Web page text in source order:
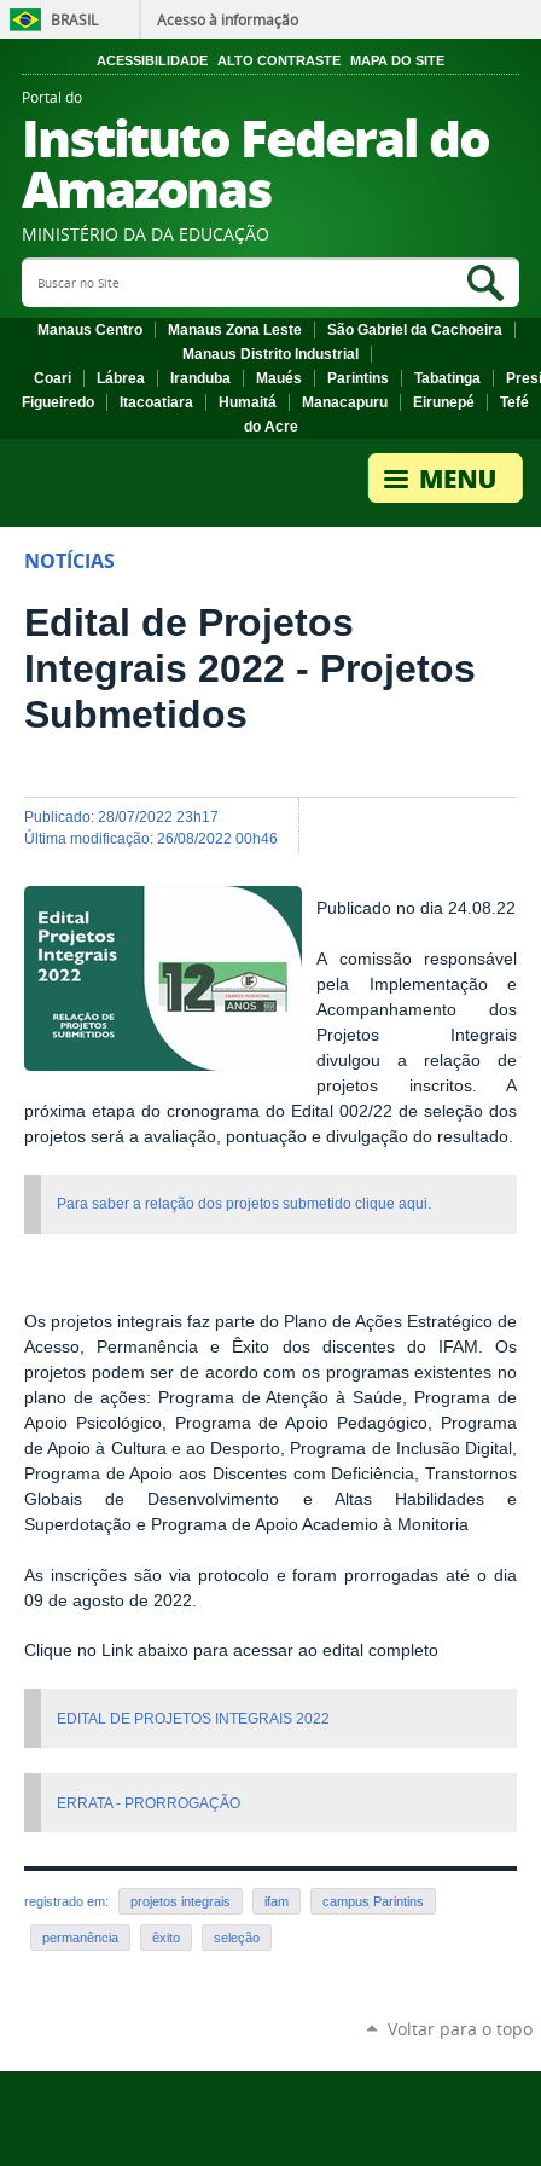
BRASIL Acesso à informação
ACESSIBILIDADE ALTO CONTRASTE MAPA DO SITE
Portal do
Instituto Federal do
Amazonas
MINISTÉRIO DA DA EDUCAÇÃO
Search Site
Manaus Centro Manaus Zona Leste
São Gabriel da Cachoeira
Manaus Distrito Industrial
Coari
Lábrea Iranduba Maués Parintins Tabatinga
Figueiredo
Itacoatiara Humaitá Manacapuru Eirunepé
Tefé
do Acre
NOTÍCIAS
Edital de Projetos
Integrais 2022 - Projetos
Submetidos
publicado: 28/07/2022 23h17
última modificação: 26/08/2022 00h46
Publicado no dia 24.08.22
A comissão responsável
pela Implementação e
Acompanhamento dos
Projetos Integrais
divulgou a relação de
projetos inscritos. A
próxima etapa do cronograma do Edital 002/22 de seleção dos
projetos será a avaliação, pontuação e divulgação do resultado.
Para saber a relação dos projetos submetido clique aqui.
Os projetos integrais faz parte do Plano de Ações Estratégico de
Acesso, Permanência e Êxito dos discentes do IFAM. Os
projetos podem ser de acordo com os programas existentes no
plano de ações: Programa de Atenção à Saúde, Programa de
Apoio Psicológico, Programa de Apoio Pedagógico, Programa
de Apoio à Cultura e ao Desporto, Programa de Inclusão Digital,
Programa de Apoio aos Discentes com Deficiência, Transtornos
Globais de Desenvolvimento e Altas Habilidades e
Superdotação e Programa de Apoio Academio à Monitoria
As inscrições são via protocolo e foram prorrogadas até o dia
09 de agosto de 2022.
Clique no Link abaixo para acessar ao edital completo
EDITAL DE PROJETOS INTEGRAIS 2022
ERRATA - PRORROGAÇÃO
registrado em: projetos integrais ifam campus Parintins
permanência êxito seleção
Voltar para o topo